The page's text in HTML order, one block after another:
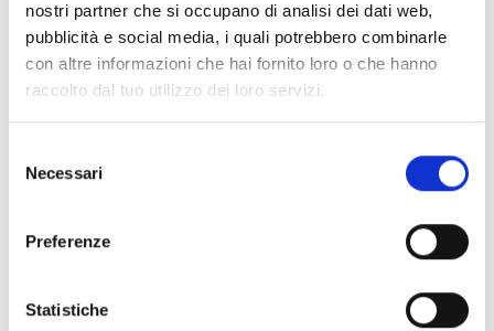
nostri partner che si occupano di analisi dei dati web,
pubblicità e social media, i quali potrebbero combinarle
con altre informazioni che hai fornito loro o che hanno
raccolto dal tuo utilizzo dei loro servizi.
delNecessari
Preferenze
Statistiche
Accessories EB00 Bases - Materials
Accessories for detector testing - Materials(6)